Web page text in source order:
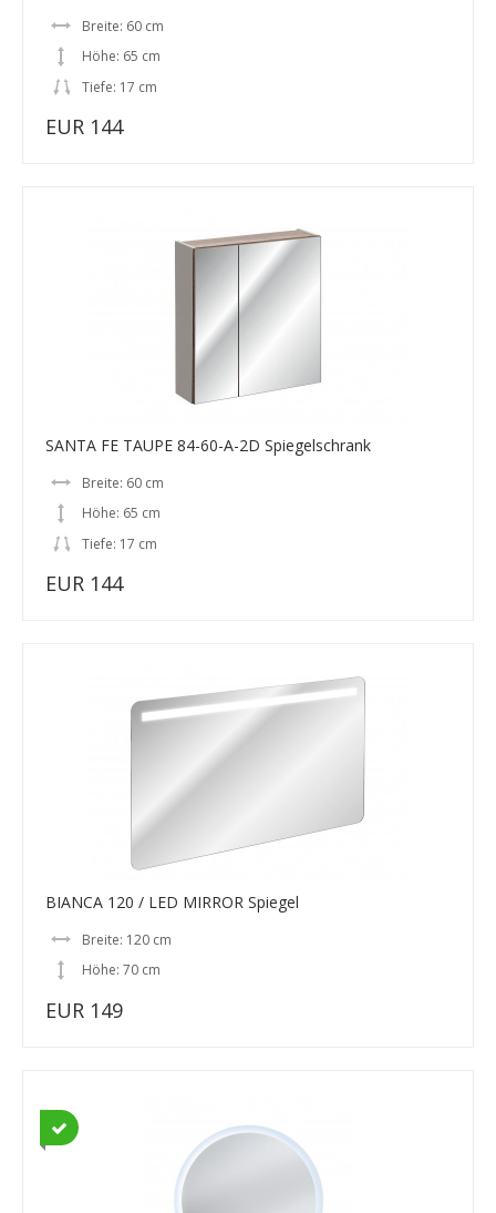
Breite: 60 cm
Höhe: 65 cm
Tiefe: 17 cm
EUR 144
SANTA FE TAUPE 84-60-A-2D Spiegelschrank
Breite: 60 cm
Höhe: 65 cm
Tiefe: 17 cm
EUR 144
BIANCA 120 / LED MIRROR Spiegel
Breite: 120 cm
Höhe: 70 cm
EUR 149